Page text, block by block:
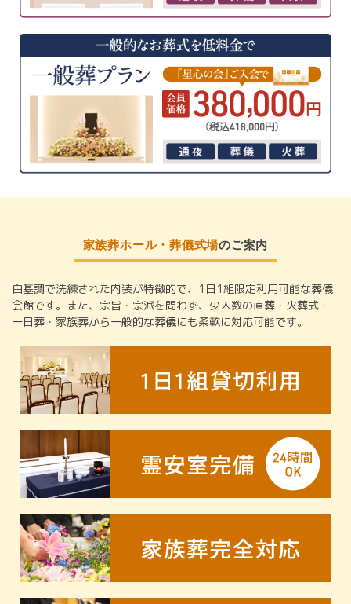
家族葬ホール・葬儀式場のご案内
白基調で洗練された内装が特徴的で、1日1組限定利用可能な葬儀
会館です。また、宗旨・宗派を問わず、少人数の直葬・火葬式・
一日葬・家族葬から一般的な葬儀にも柔軟に対応可能です。